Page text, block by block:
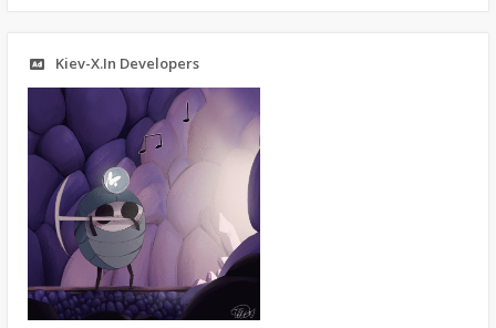
Kiev-X.In Developers